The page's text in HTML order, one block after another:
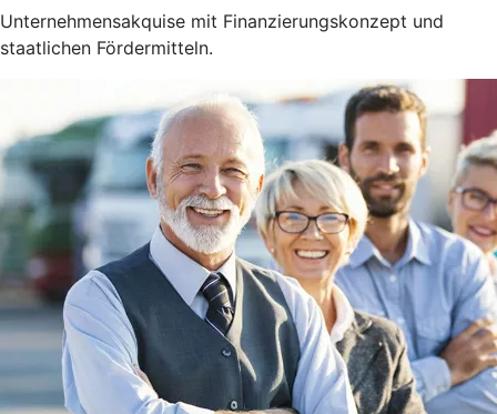
Unternehmensakquise mit Finanzierungskonzept und
staatlichen Fördermitteln.